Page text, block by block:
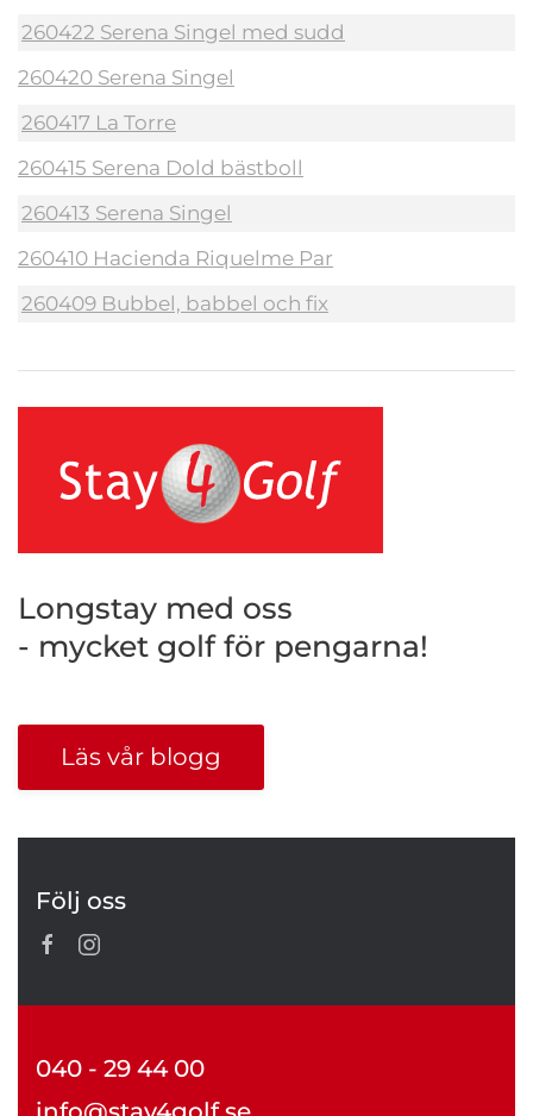
260422 Serena Singel med sudd
260420 Serena Singel
260417 La Torre
260415 Serena Dold bästboll
260413 Serena Singel
260410 Hacienda Riquelme Par
260409 Bubbel, babbel och fix
Longstay med oss
- mycket golf för pengarna!
Läs vår blogg
Följ oss
040 - 29 44 00